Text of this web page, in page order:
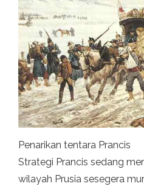
Penarikan tentara Prancis
Strategi Prancis sedang
wilayah Prusia sesegera